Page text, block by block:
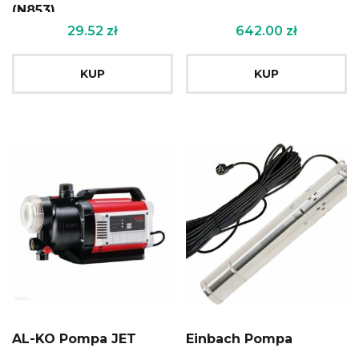
(N853)
29.52 zł
KUP
642.00 zł
KUP
AL-KO Pompa JET
Einbach Pompa